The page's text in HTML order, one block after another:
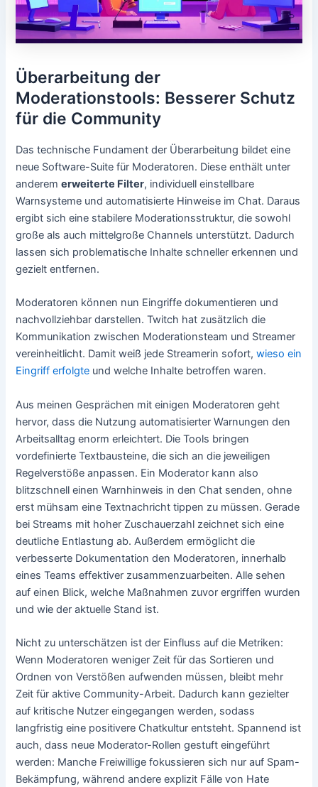
Überarbeitung der
Moderationstools: Besserer Schutz
für die Community
Das technische Fundament der Überarbeitung bildet eine
neue Software-Suite für Moderatoren. Diese enthält unter
anderemerweiterte Filter, individuell einstellbare
Warnsysteme und automatisierte Hinweise im Chat. Daraus
ergibt sich eine stabilere Moderationsstruktur, die sowohl
große als auch mittelgroße Channels unterstützt. Dadurch
lassen sich problematische Inhalte schneller erkennen und
gezielt entfernen.
Moderatoren können nun Eingriffe dokumentieren und
nachvollziehbar darstellen. Twitch hat zusätzlich die
Kommunikation zwischen Moderationsteam und Streamer
vereinheitlicht. Damit weiß jede Streamerin sofort,wieso ein
Eingriff erfolgte und welche Inhalte betroffen waren.
Aus meinen Gesprächen mit einigen Moderatoren geht
hervor, dass die Nutzung automatisierter Warnungen den
Arbeitsalltag enorm erleichtert. Die Tools bringen
vordefinierte Textbausteine, die sich an die jeweiligen
Regelverstöße anpassen. Ein Moderator kann also
blitzschnell einen Warnhinweis in den Chat senden, ohne
erst mühsam eine Textnachricht tippen zu müssen. Gerade
bei Streams mit hoher Zuschauerzahl zeichnet sich eine
deutliche Entlastung ab. Außerdem ermöglicht die
verbesserte Dokumentation den Moderatoren, innerhalb
eines Teams effektiver zusammenzuarbeiten. Alle sehen
auf einen Blick, welche Maßnahmen zuvor ergriffen wurden
und wie der aktuelle Stand ist.
Nicht zu unterschätzen ist der Einfluss auf die Metriken:
Wenn Moderatoren weniger Zeit für das Sortieren und
Ordnen von Verstößen aufwenden müssen, bleibt mehr
Zeit für aktive Community-Arbeit. Dadurch kann gezielter
auf kritische Nutzer eingegangen werden, sodass
langfristig eine positivere Chatkultur entsteht. Spannend ist
auch, dass neue Moderator-Rollen gestuft eingeführt
werden: Manche Freiwillige fokussieren sich nur auf Spam-
Bekämpfung, während andere explizit Fälle von Hate